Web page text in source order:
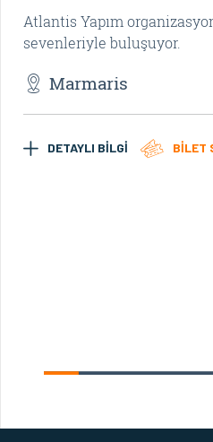
Atlantis Yapım
sevenleriyle buluşuyor.
Marmaris
DETAYLI BİLGİ BİLET